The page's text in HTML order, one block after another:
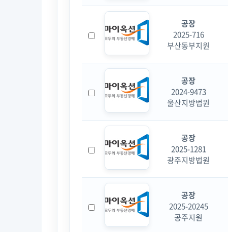
공장
2025-716
부산동부지원
공장
2024-9473
울산지방법원
공장
2025-1281
광주지방법원
공장
2025-20245
공주지원